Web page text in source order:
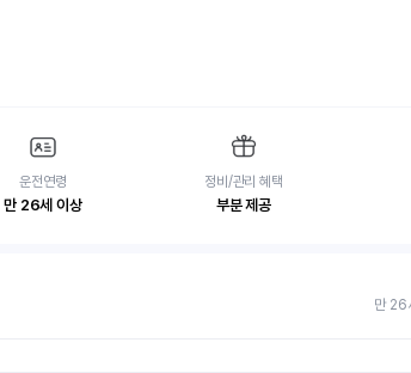
운전연령
만 26세 이상
정비/관리 혜택
부분 제공
만 26